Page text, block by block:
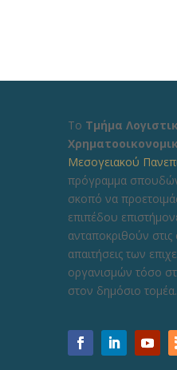
Το Τμήμα
Μεσογειακού
πρόγραμμα
σκοπό να
επιπέδου
ανταποκριθούν
απαιτήσεις των
οργανισμών τόσο
στον δημόσιο τομέα.